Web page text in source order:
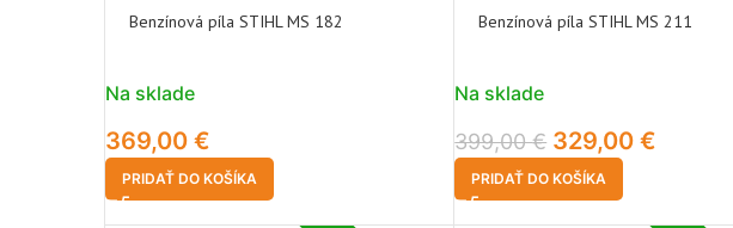
Benzínová píla STIHL MS 182
Na sklade
369,00 €
PRIDAŤ DO KOŠÍKA
Benzínová píla STIHL MS 211
Na sklade
399,00€ 329,00€
PRIDAŤ DO KOŠÍKA